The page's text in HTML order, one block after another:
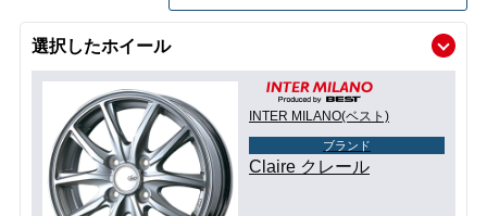
選択したホイール
INTER MILANO(ベスト)
ブランド
Claire クレール